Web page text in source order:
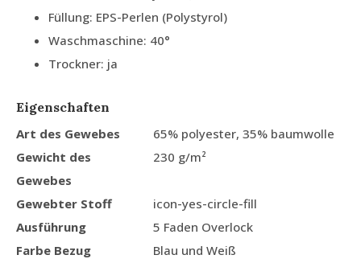
Füllung: EPS-Perlen (Polystyrol)
Waschmaschine: 40°
Trockner: ja
Eigenschaften
Art des Gewebes
65% polyester, 35% baumwolle
Gewicht des
Gewebes
230 g/m²
Gewebter Stoff
icon-yes-circle-fill
Ausführung
5 Faden Overlock
Farbe Bezug
Blau und Weiß